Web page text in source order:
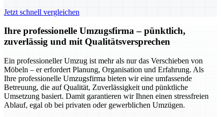
Jetzt schnell vergleichen
Ihre professionelle Umzugsfirma – pünktlich,
zuverlässig und mit Qualitätsversprechen
Ein professioneller Umzug ist mehr als nur das Verschieben von
Möbeln – er erfordert Planung, Organisation und Erfahrung. Als
Ihre professionelle Umzugsfirma bieten wir eine umfassende
Betreuung, die auf Qualität, Zuverlässigkeit und pünktliche
Umsetzung basiert. Damit garantieren wir Ihnen einen stressfreien
Ablauf, egal ob bei privaten oder gewerblichen Umzügen.